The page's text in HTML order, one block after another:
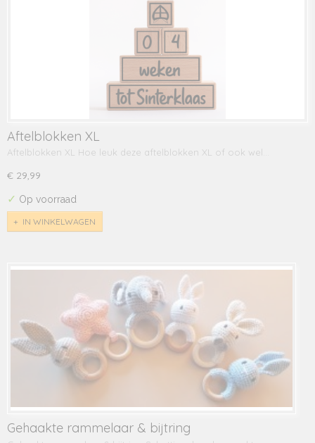
Aftelblokken XL
Aftelblokken XL Hoe leuk deze aftelblokken XL of ook wel…
€ 29,99
✓ Op voorraad
IN WINKELWAGEN
Gehaakte rammelaar & bijtring